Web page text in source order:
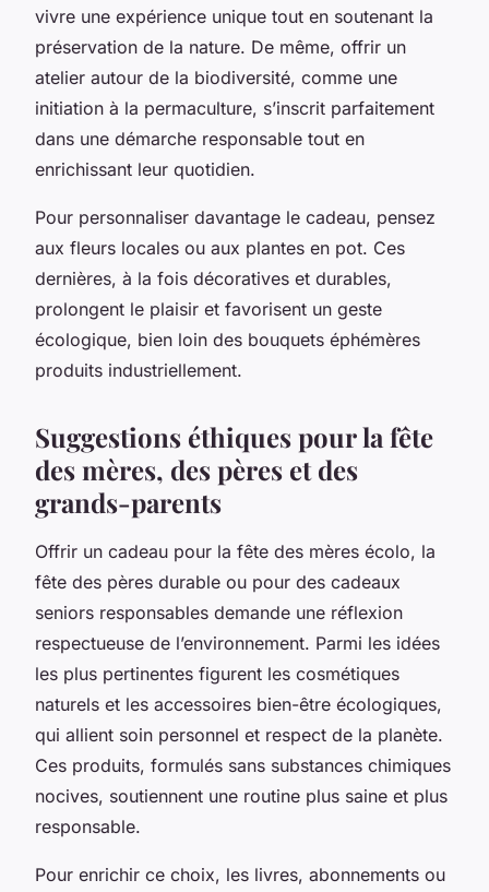
vivre une expérience unique tout en soutenant la
préservation de la nature. De même, offrir un
atelier autour de la biodiversité, comme une
initiation à la permaculture, s’inscrit parfaitement
dans une démarche responsable tout en
enrichissant leur quotidien.
Pour personnaliser davantage le cadeau, pensez
aux fleurs locales ou aux plantes en pot. Ces
dernières, à la fois décoratives et durables,
prolongent le plaisir et favorisent un geste
écologique, bien loin des bouquets éphémères
produits industriellement.
Suggestions éthiques pour la fête
des mères, des pères et des
grands-parents
Offrir un cadeau pour la fête des mères écolo, la
fête des pères durable ou pour des cadeaux
seniors responsables demande une réflexion
respectueuse de l’environnement. Parmi les idées
les plus pertinentes figurent les cosmétiques
naturels et les accessoires bien-être écologiques,
qui allient soin personnel et respect de la planète.
Ces produits, formulés sans substances chimiques
nocives, soutiennent une routine plus saine et plus
responsable.
Pour enrichir ce choix, les livres, abonnements ou